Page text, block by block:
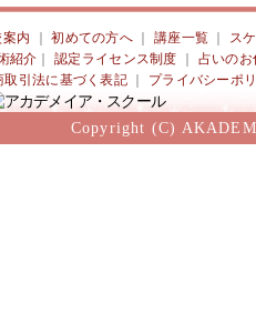
内 ｜初めての方へ 講座一覧
ス
紹介 ｜認定ライセンス制度
占いのお
取引法に基づく表記 プライバシーポ
Copyright (C)